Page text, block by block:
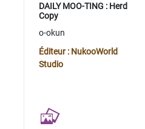
DAILY MOO-TING : Herd
Copy
o-okun
Éditeur : NukooWorld
Studio